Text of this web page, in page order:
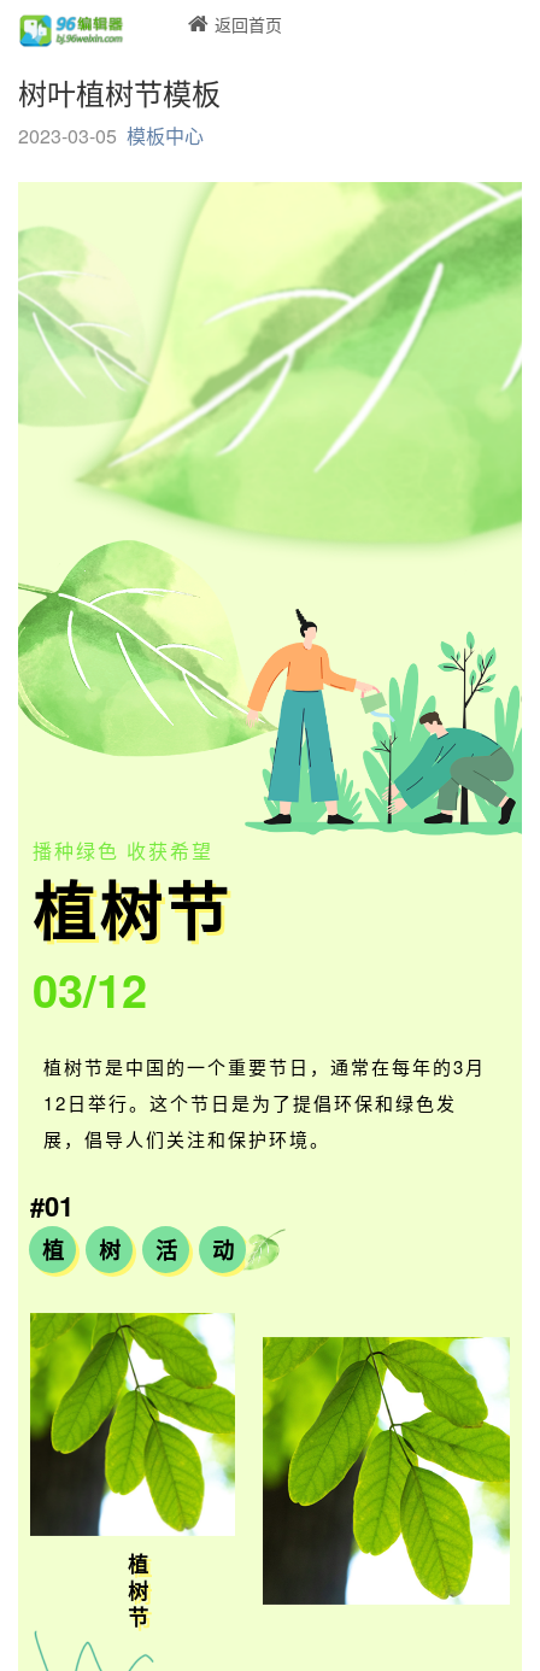
返回首页
树叶植树节模板
2023-03-05 模板中心
播种绿色 收获希望
植树节
03/12
植树节是中国的一个重要节日，通常在每年的3月
12日举行。这个节日是为了提倡环保和绿色发
展，倡导人们关注和保护环境。
#01
植 树 活 动
植
树
节